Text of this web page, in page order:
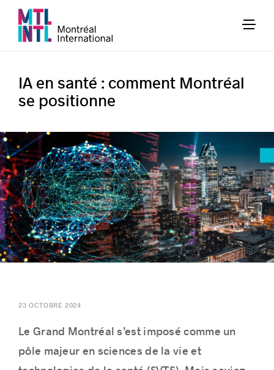
Histoires de réussite
IA en santé : comment Montréal
se positionne
23 OCTOBRE 2024
Le Grand Montréal s’est imposé comme un
pôle majeur en sciences de la vie et